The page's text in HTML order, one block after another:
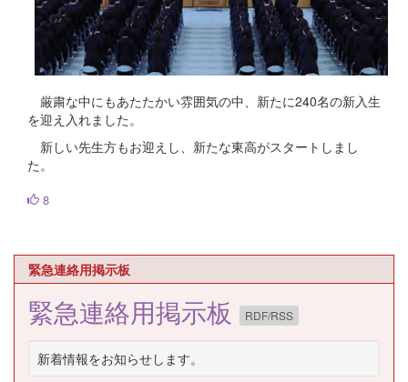
厳粛な中にもあたたかい雰囲気の中、新たに240名の新入生
を迎え入れました。
新しい先生方もお迎えし、新たな東高がスタートしまし
た。
8
緊急連絡用掲示板
緊急連絡用掲示板 RDF/RSS
新着情報をお知らせします。